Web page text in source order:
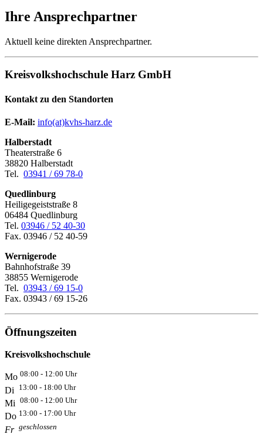
Ihre Ansprechpartner
Aktuell keine direkten Ansprechpartner.
Kreisvolkshochschule Harz GmbH
Kontakt zu den Standorten
E-Mail: info(at)kvhs-harz.de
Halberstadt
Theaterstraße 6
38820 Halberstadt
Tel. 03941 / 69 78-0
Quedlinburg
Heiligegeiststraße 8
06484 Quedlinburg
Tel. 03946 / 52 40-30
Fax. 03946 / 52 40-59
Wernigerode
Bahnhofstraße 39
38855 Wernigerode
Tel. 03943 / 69 15-0
Fax. 03943 / 69 15-26
Öffnungszeiten
Kreisvolkshochschule
Mo 08:00 - 12:00 Uhr
Di 13:00 - 18:00 Uhr
Mi 08:00 - 12:00 Uhr
Do 13:00 - 17:00 Uhr
Fr geschlossen